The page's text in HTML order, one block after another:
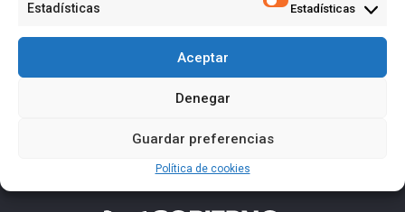
Estadísticas Estadísticas
Aceptar
Denegar
Guardar preferencias
Política de cookies